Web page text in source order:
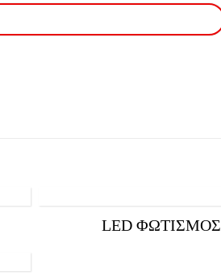
LED ΦΩΤΙΣΜΌΣ